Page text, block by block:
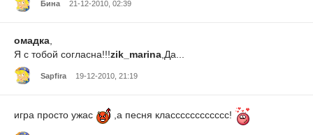
Бина 21-12-2010, 02:39
омадка,
Я с тобой согласна!!!zik_marina,Да...
Sapfira 19-12-2010, 21:19
игра просто ужас ,а песня класссссссссссс!